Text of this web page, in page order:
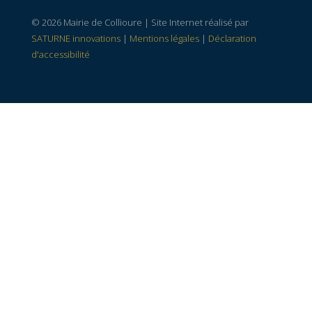
© 2026 Mairie de Collioure | Site Internet réalisé par
SATURNE innovations| Mentions légales| Déclaration
d'accessibilité